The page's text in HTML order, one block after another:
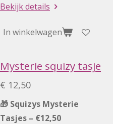
Bekijk details
In winkelwagen
Mysterie squizy tasje
€ 12,50
🎁 Squizys Mysterie
Tasjes – €12,50